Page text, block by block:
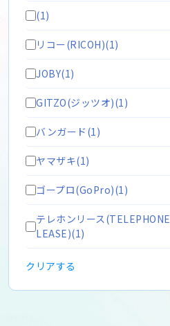
(1)
リコー(RICOH)(1)
JOBY(1)
GITZO(ジッツオ)(1)
バンガード(1)
ヤマザキ(1)
ゴープロ(GoPro)(1)
テレホンリース(TELEPHONE
LEASE)(1)
クリアする